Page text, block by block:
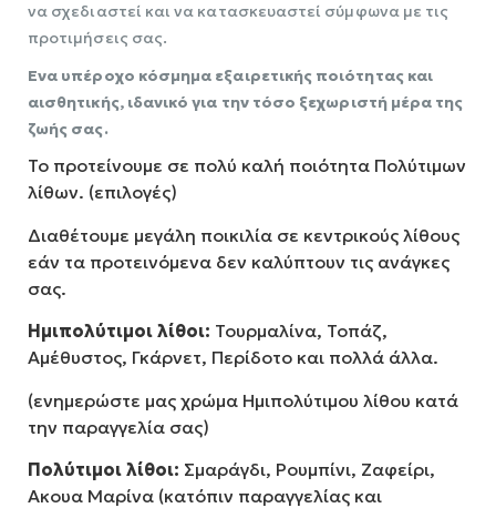
να σχεδιαστεί και να κατασκευαστεί σύμφωνα με τις
προτιμήσεις σας.
Ενα υπέροχο κόσμημα εξαιρετικής ποιότητας και
αισθητικής, ιδανικό για την τόσο ξεχωριστή μέρα της
ζωής σας.
Το προτείνουμε σε πολύ καλή ποιότητα Πολύτιμων
λίθων. (επιλογές)
Διαθέτουμε μεγάλη ποικιλία σε κεντρικούς λίθους
εάν τα προτεινόμενα δεν καλύπτουν τις ανάγκες
σας.
Ημιπολύτιμοι λίθοι: Τουρμαλίνα, Τοπάζ,
Αμέθυστος, Γκάρνετ, Περίδοτο και πολλά άλλα.
(ενημερώστε μας χρώμα Ημιπολύτιμου λίθου κατά
την παραγγελία σας)
Πολύτιμοι λίθοι: Σμαράγδι, Ρουμπίνι, Ζαφείρι,
Ακουα Μαρίνα (κατόπιν παραγγελίας και